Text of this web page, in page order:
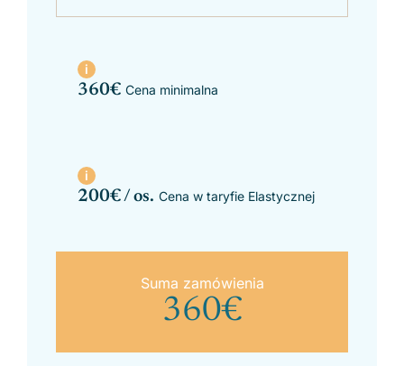
360€ Cena minimalna
200€ / os. Cena w taryfie Elastycznej
Suma zamówienia
360€